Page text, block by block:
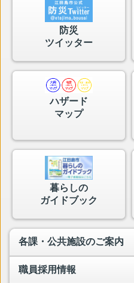
防災
ツイッター
ハザード
マップ
暮らしの
ガイドブック
各課・公共施設のご案内
職員採用情報